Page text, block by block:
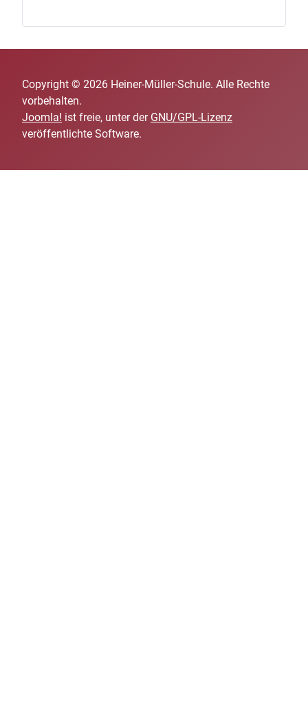
Copyright © 2026 Heiner-Müller-Schule. Alle Rechte
vorbehalten.
Joomla! ist freie, unter der GNU/GPL-Lizenz
veröffentlichte Software.